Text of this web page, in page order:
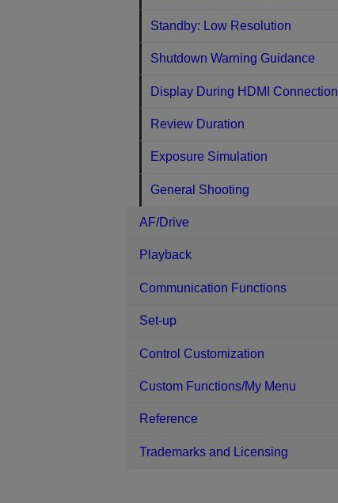
Standby: Low Resolution
Shutdown Warning Guidance
Display During HDMI Connection
Review Duration
Exposure Simulation
General Shooting
AF/Drive
Playback
Communication Functions
Set-up
Control Customization
Custom Functions/My Menu
Reference
Trademarks and Licensing